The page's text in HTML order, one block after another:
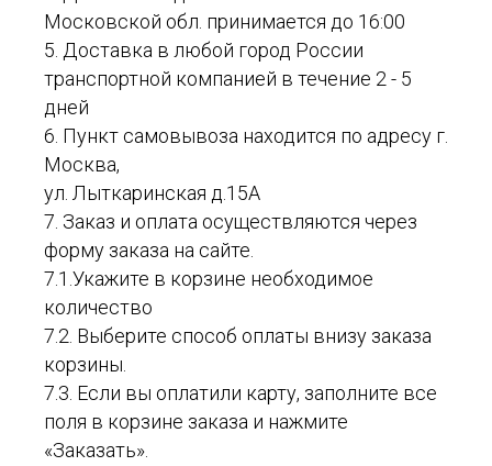
Московской обл. принимается до 16:00
5. Доставка в любой город России
транспортной компанией в течение 2 - 5
дней
6. Пункт самовывоза находится по адресу г.
Москва,
ул. Лыткаринская д.15А
7. Заказ и оплата осуществляются через
форму заказа на сайте.
7.1.Укажите в корзине необходимое
количество
7.2. Выберите способ оплаты внизу заказа
корзины.
7.3. Если вы оплатили карту, заполните все
поля в корзине заказа и нажмите
«Заказать».